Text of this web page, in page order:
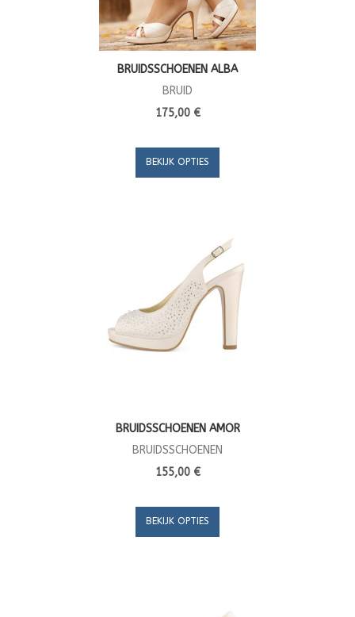
BRUIDSSCHOENEN ALBA
BRUID
175,00 €
BEKIJK OPTIES
BRUIDSSCHOENEN AMOR
BRUIDSSCHOENEN
155,00 €
BEKIJK OPTIES